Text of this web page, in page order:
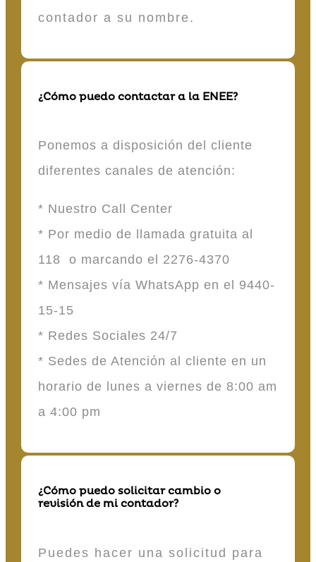
contador a su nombre.
¿Cómo puedo contactar a la ENEE?
Ponemos a disposición del cliente
diferentes canales de atención:
* Nuestro Call Center
* Por medio de llamada gratuita al
118 o marcando el 2276-4370
* Mensajes vía WhatsApp en el 9440-
15-15
* Redes Sociales 24/7
* Sedes de Atención al cliente en un
horario de lunes a viernes de 8:00 am
a 4:00 pm
¿Cómo puedo solicitar cambio o
revisión de mi contador?
Puedes hacer una solicitud para